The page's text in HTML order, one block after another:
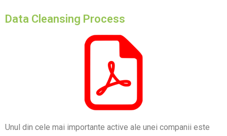
Data Cleansing Process
Unul din cele mai importante active ale unei companii este